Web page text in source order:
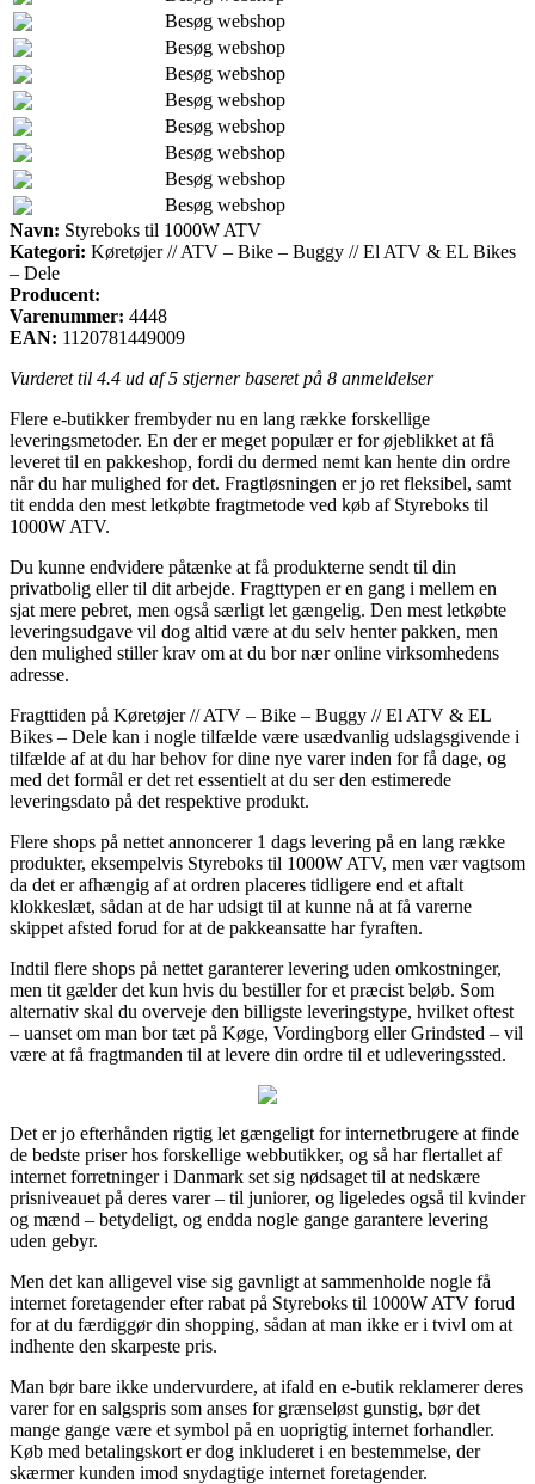
Besøg webshop
Besøg webshop
Besøg webshop
Besøg webshop
Besøg webshop
Besøg webshop
Besøg webshop
Besøg webshop
Navn: Styreboks til 1000W ATV
Kategori: Køretøjer // ATV – Bike – Buggy // El ATV & EL Bikes
– Dele
Producent:
Varenummer: 4448
EAN: 1120781449009
Vurderet til 4.4 ud af 5 stjerner baseret på 8 anmeldelser
Flere e-butikker frembyder nu en lang række forskellige
leveringsmetoder. En der er meget populær er for øjeblikket at få
leveret til en pakkeshop, fordi du dermed nemt kan hente din ordre
når du har mulighed for det. Fragtløsningen er jo ret fleksibel, samt
tit endda den mest letkøbte fragtmetode ved køb af Styreboks til
1000W ATV.
Du kunne endvidere påtænke at få produkterne sendt til din
privatbolig eller til dit arbejde. Fragttypen er en gang i mellem en
sjat mere pebret, men også særligt let gængelig. Den mest letkøbte
leveringsudgave vil dog altid være at du selv henter pakken, men
den mulighed stiller krav om at du bor nær online virksomhedens
adresse.
Fragttiden på Køretøjer // ATV – Bike – Buggy // El ATV & EL
Bikes – Dele kan i nogle tilfælde være usædvanlig udslagsgivende i
tilfælde af at du har behov for dine nye varer inden for få dage, og
med det formål er det ret essentielt at du ser den estimerede
leveringsdato på det respektive produkt.
Flere shops på nettet annoncerer 1 dags levering på en lang række
produkter, eksempelvis Styreboks til 1000W ATV, men vær vagtsom
da det er afhængig af at ordren placeres tidligere end et aftalt
klokkeslæt, sådan at de har udsigt til at kunne nå at få varerne
skippet afsted forud for at de pakkeansatte har fyraften.
Indtil flere shops på nettet garanterer levering uden omkostninger,
men tit gælder det kun hvis du bestiller for et præcist beløb. Som
alternativ skal du overveje den billigste leveringstype, hvilket oftest
– uanset om man bor tæt på Køge, Vordingborg eller Grindsted – vil
være at få fragtmanden til at levere din ordre til et udleveringssted.
Det er jo efterhånden rigtig let gængeligt for internetbrugere at finde
de bedste priser hos forskellige webbutikker, og så har flertallet af
internet forretninger i Danmark set sig nødsaget til at nedskære
prisniveauet på deres varer – til juniorer, og ligeledes også til kvinder
og mænd – betydeligt, og endda nogle gange garantere levering
uden gebyr.
Men det kan alligevel vise sig gavnligt at sammenholde nogle få
internet foretagender efter rabat på Styreboks til 1000W ATV forud
for at du færdiggør din shopping, sådan at man ikke er i tvivl om at
indhente den skarpeste pris.
Man bør bare ikke undervurdere, at ifald en e-butik reklamerer deres
varer for en salgspris som anses for grænseløst gunstig, bør det
mange gange være et symbol på en uoprigtig internet forhandler.
Køb med betalingskort er dog inkluderet i en bestemmelse, der
skærmer kunden imod snydagtige internet foretagender.